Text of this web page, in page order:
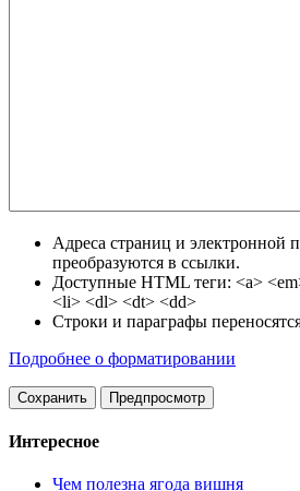
Адреса страниц и электронной
преобразуются в ссылки.
Доступные HTML теги: <a>
<li> <dl> <dt> <dd>
Строки и параграфы
Подробнее о форматировании
Интересное
Чем полезна ягода вишня